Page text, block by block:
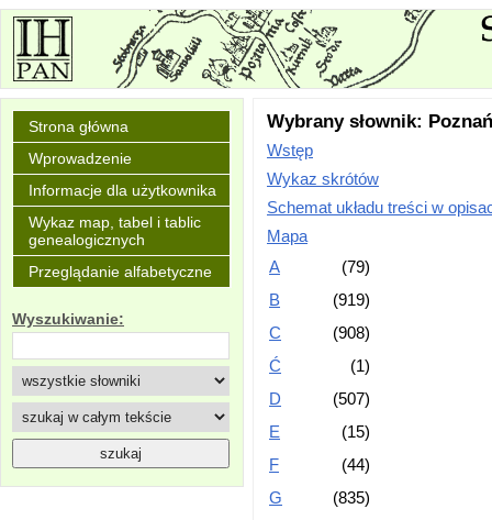
Strona główna
Wprowadzenie
Informacje dla użytkownika
Wykaz map, tabel i tablic
genealogicznych
Przeglądanie alfabetyczne
Wyszukiwanie:
Wybrany słownik: Poznań
Wstęp
Wykaz skrótów
Schemat układu treści w
Mapa
A
(79)
B
(919)
C
(908)
Ć
(1)
D
(507)
E
(15)
F
(44)
G
(835)